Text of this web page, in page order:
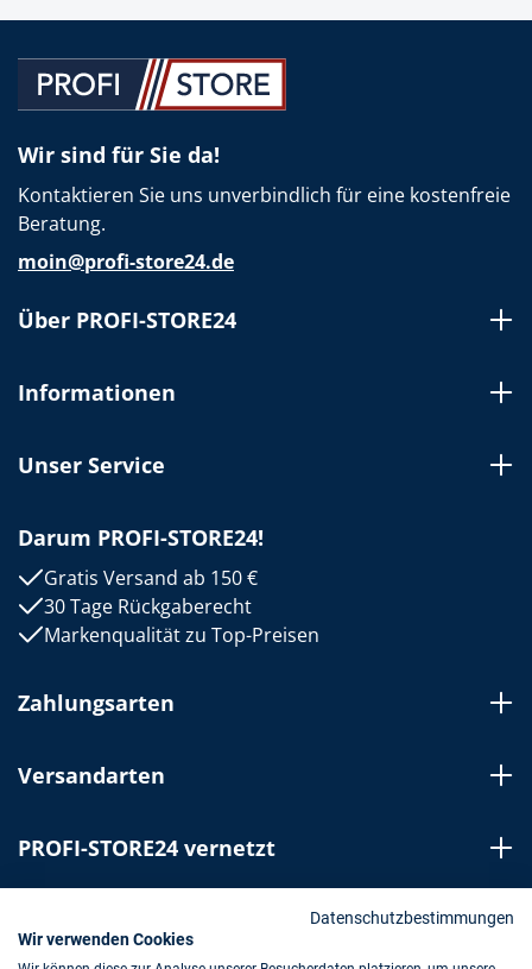
Wir sind für Sie da!
Kontaktieren Sie uns unverbindlich für eine kostenfreie
Beratung.
moin@profi-store24.de
Über PROFI-STORE24
Informationen
Unser Service
Darum PROFI-STORE24!
Gratis Versand ab 150 €
30 Tage Rückgaberecht
Markenqualität zu Top-Preisen
Zahlungsarten
Versandarten
PROFI-STORE24 vernetzt
Bestellung widerrufenDatenschutzbestimmungen
Wir verwenden Cookies